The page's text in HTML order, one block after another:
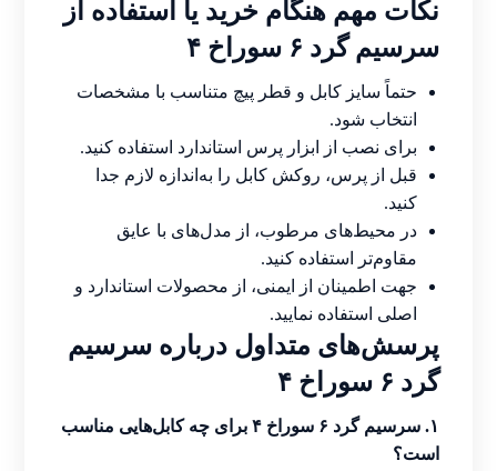
نکات مهم هنگام خرید یا استفاده از
سرسیم گرد ۶ سوراخ ۴
حتماً سایز کابل و قطر پیچ متناسب با مشخصات
انتخاب شود.
برای نصب از ابزار پرس استاندارد استفاده کنید.
قبل از پرس، روکش کابل را به‌اندازه لازم جدا
کنید.
در محیط‌های مرطوب، از مدل‌های با عایق
مقاوم‌تر استفاده کنید.
جهت اطمینان از ایمنی، از محصولات استاندارد و
اصلی استفاده نمایید.
پرسش‌های متداول درباره سرسیم
گرد ۶ سوراخ ۴
۱. سرسیم گرد ۶ سوراخ ۴ برای چه کابل‌هایی مناسب
است؟